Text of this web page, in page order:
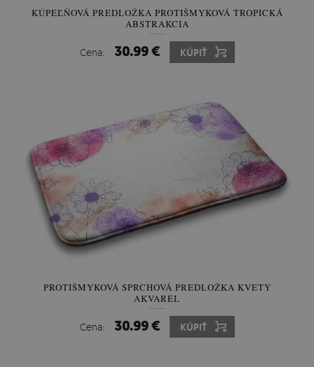
KÚPEĽŇOVÁ PREDLOŽKA PROTIŠMYKOVÁ TROPICKÁ
ABSTRAKCIA
Cena: 30.99 € KÚPIŤ
PROTIŠMYKOVÁ SPRCHOVÁ PREDLOŽKA KVETY
AKVAREL
Cena: 30.99 € KÚPIŤ